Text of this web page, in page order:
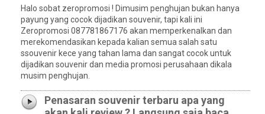
Halo sobat zeropromosi ! Dimusim penghujan bukan hanya
payung yang cocok dijadikan souvenir, tapi kali ini
Zeropromosi 087781867176 akan memperkenalkan dan
merekomendasikan kepada kalian semua salah satu
ssouvenir kece yang tahan lama dan sangat cocok untuk
dijadikan souvenir dan media promosi perusahaan dikala
musim penghujan.
Penasaran souvenir terbaru apa yang